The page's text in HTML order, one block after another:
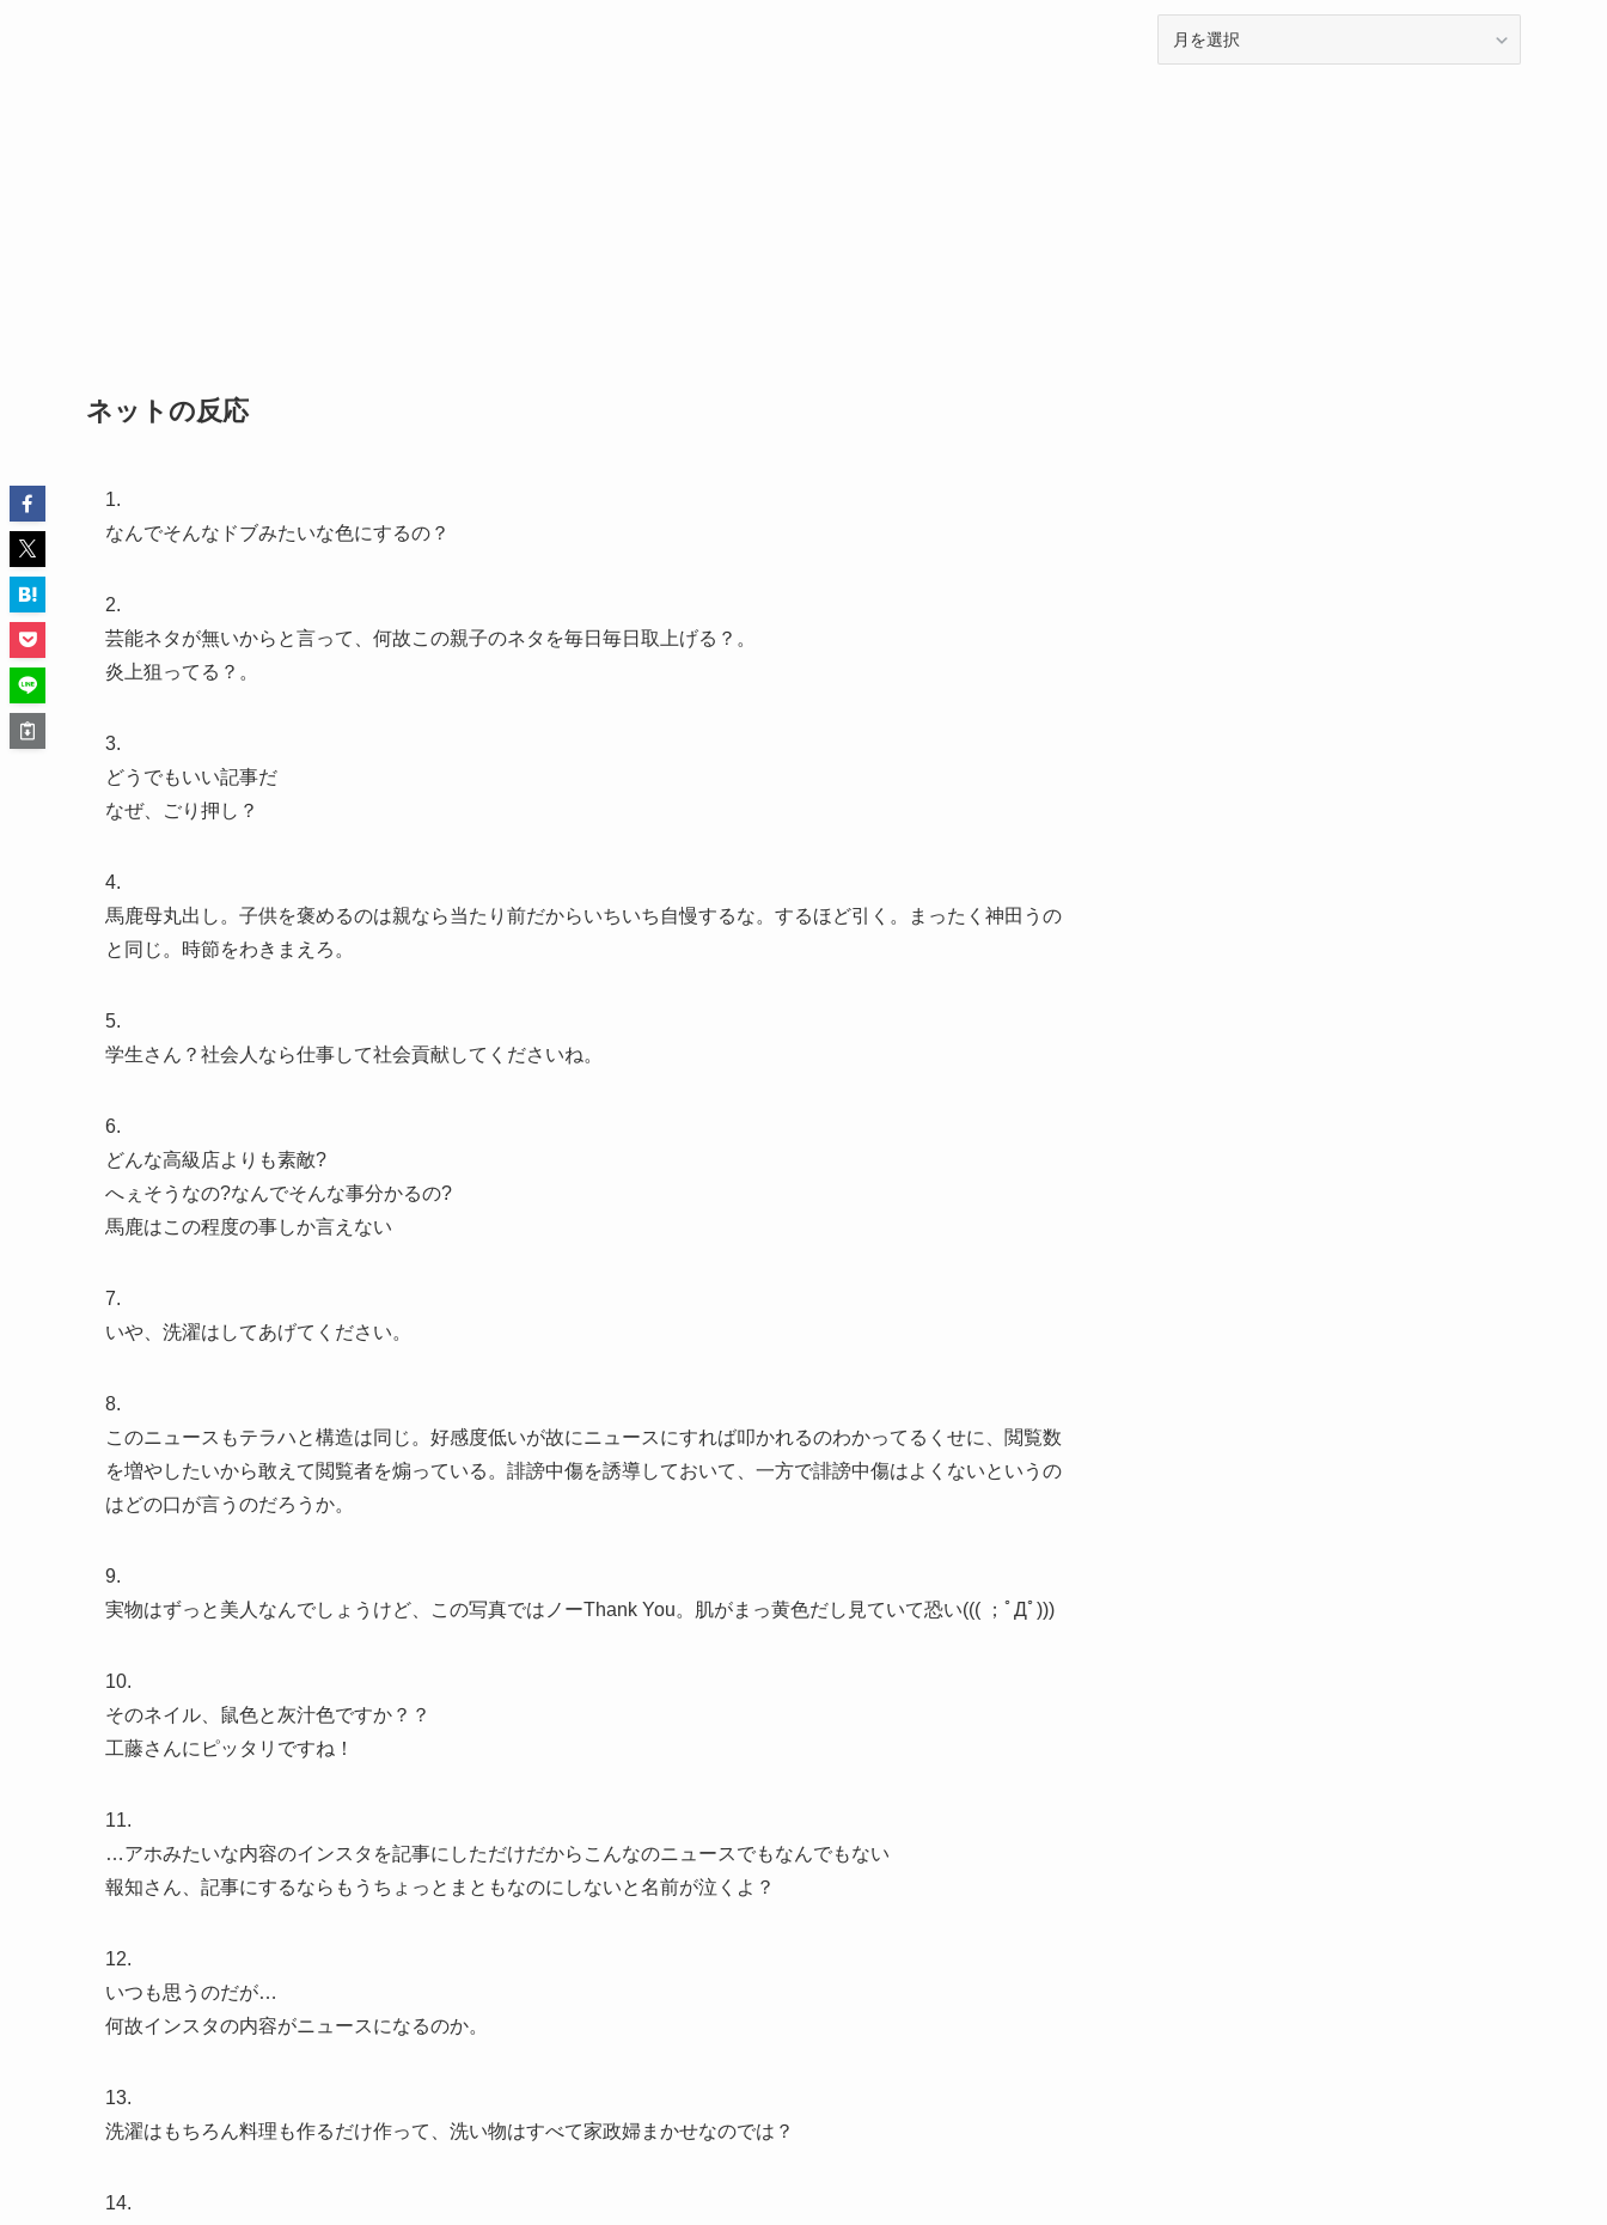
ネットの反応
1.
なんでそんなドブみたいな色にするの？
2.
芸能ネタが無いからと言って、何故この親子のネタを毎日毎日取上げる？。
炎上狙ってる？。
3.
どうでもいい記事だ
なぜ、ごり押し？
4.
馬鹿母丸出し。子供を褒めるのは親なら当たり前だからいちいち自慢するな。するほど引く。まったく神田うの
と同じ。時節をわきまえろ。
5.
学生さん？社会人なら仕事して社会貢献してくださいね。
6.
どんな高級店よりも素敵?
へぇそうなの?なんでそんな事分かるの?
馬鹿はこの程度の事しか言えない
7.
いや、洗濯はしてあげてください。
8.
このニュースもテラハと構造は同じ。好感度低いが故にニュースにすれば叩かれるのわかってるくせに、閲覧数
を増やしたいから敢えて閲覧者を煽っている。誹謗中傷を誘導しておいて、一方で誹謗中傷はよくないというの
はどの口が言うのだろうか。
9.
実物はずっと美人なんでしょうけど、この写真ではノーThank You。肌がまっ黄色だし見ていて恐い((( ；ﾟДﾟ)))
10.
そのネイル、鼠色と灰汁色ですか？？
工藤さんにピッタリですね！
11.
…アホみたいな内容のインスタを記事にしただけだからこんなのニュースでもなんでもない
報知さん、記事にするならもうちょっとまともなのにしないと名前が泣くよ？
12.
いつも思うのだが…
何故インスタの内容がニュースになるのか。
13.
洗濯はもちろん料理も作るだけ作って、洗い物はすべて家政婦まかせなのでは？
14.